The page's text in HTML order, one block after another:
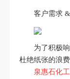
客户需求
为了积极
杜绝纸张的浪
泉惠石化